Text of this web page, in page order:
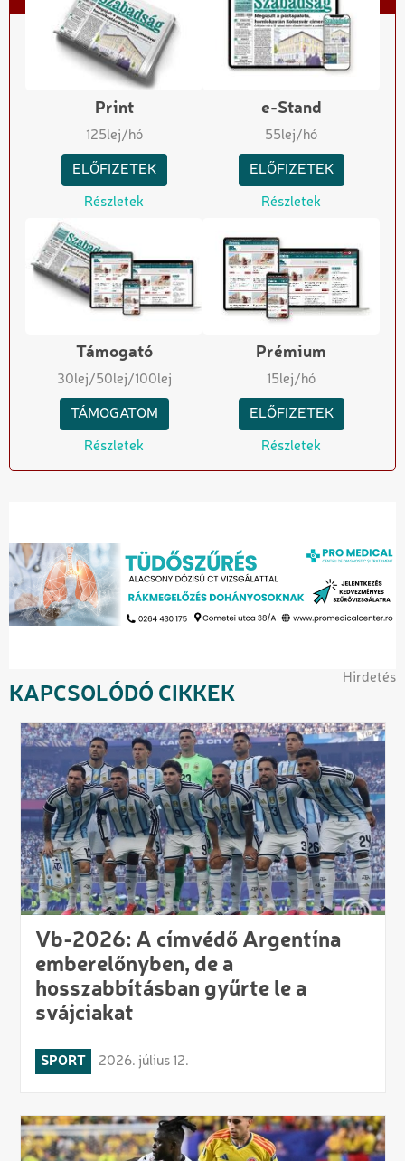
Print
125lej/hó
ELŐFIZETEK
Részletek
e-Stand
55lej/hó
ELŐFIZETEK
Részletek
Támogató
30lej/50lej/100lej
TÁMOGATOM
Részletek
Prémium
15lej/hó
ELŐFIZETEK
Részletek
Hirdetés
KAPCSOLÓDÓ CIKKEK
Vb-2026: A címvédő Argentína
emberelőnyben, de a
hosszabbításban gyűrte le a
svájciakat
SPORT 2026. július 12.